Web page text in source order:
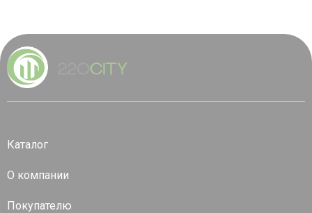
Каталог
О компании
Покупателю